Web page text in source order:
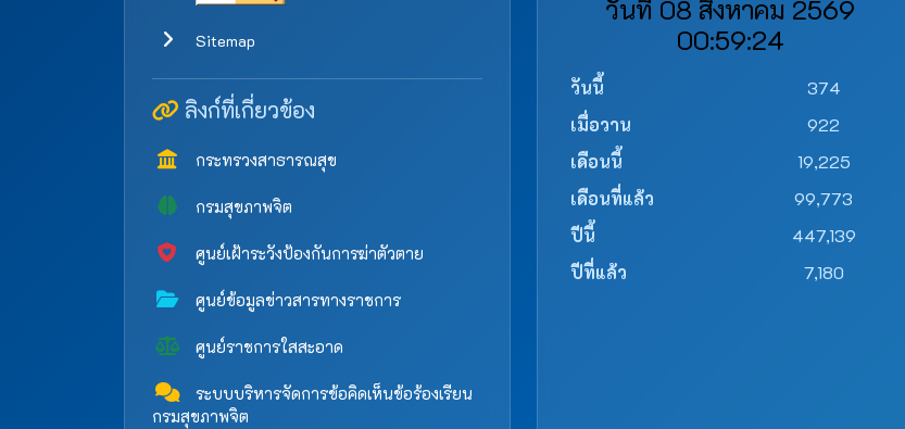
Sitemap
ลิงก์ที่เกี่ยวข้อง
กระทรวงสาธารณสุข
กรมสุขภาพจิต
ศูนย์เฝ้าระวังป้องกันการฆ่าตัวตาย
ศูนย์ข้อมูลข่าวสารทางราชการ
ศูนย์ราชการใสสะอาด
ระบบบริหารจัดการข้อคิดเห็นข้อร้องเรียน
กรมสุขภาพจิต
วันที่ 08 สิงหาคม 2569
00:59:24
วันนี้
374
เมื่อวาน
922
เดือนนี้
19,225
เดือนที่แล้ว
99,773
ปีนี้
447,139
ปีที่แล้ว
7,180